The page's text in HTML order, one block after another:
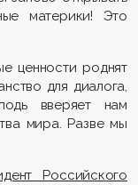
материки! Это
ценности роднят
для диалога,
вверяет нам
мира. Разве мы
Российского